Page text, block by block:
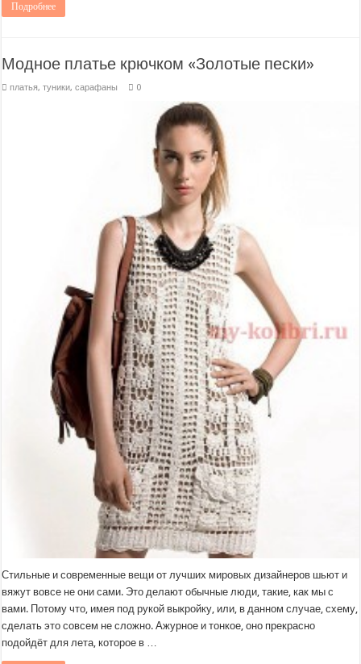
Подробнее
Модное платье крючком «Золотые пески»
платья, туники, сарафаны 0
Стильные и современные вещи от лучших мировых дизайнеров шьют и
вяжут вовсе не они сами. Это делают обычные люди, такие, как мы с
вами. Потому что, имея под рукой выкройку, или, в данном случае, схему,
сделать это совсем не сложно. Ажурное и тонкое, оно прекрасно
подойдёт для лета, которое в …